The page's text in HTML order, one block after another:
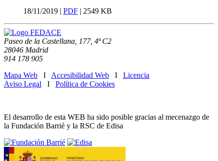
18/11/2019 | PDF | 2549 KB
Paseo de la Castellana, 177, 4ª C2
28046 Madrid
914 178 905
Mapa Web I Accesibilidad Web I Licencia
Aviso Legal I Política de Cookies
El desarrollo de esta WEB ha sido posible gracias al mecenazgo de
la Fundación Barrié y la RSC de Edisa